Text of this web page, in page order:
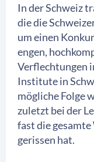
In der Schweiz
die die
um einen
engen,
Verflechtungen
Institute in
mögliche Folge
zuletzt bei der
fast die
gerissen hat.